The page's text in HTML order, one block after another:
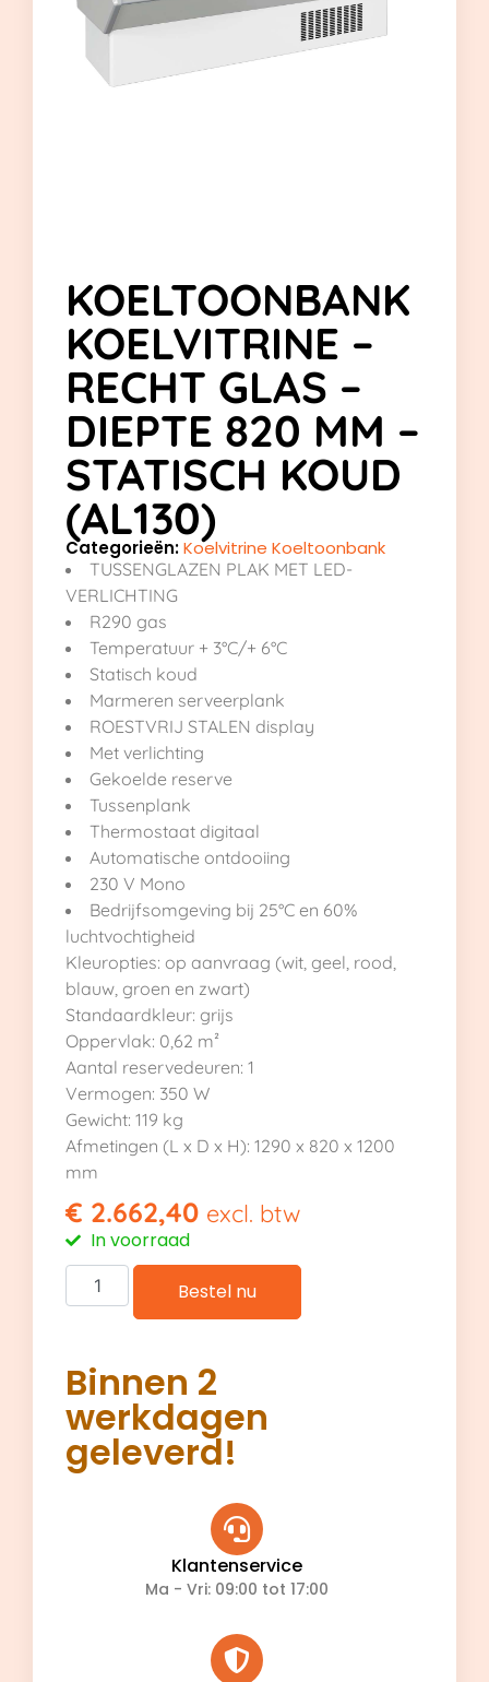
KOELTOONBANK
KOELVITRINE –
RECHT GLAS –
DIEPTE 820 MM –
STATISCH KOUD
(AL130)
Categorieën:Koelvitrine Koeltoonbank
TUSSENGLAZEN PLAK MET LED-
VERLICHTING
R290 gas
Temperatuur + 3°C/+ 6°C
Statisch koud
Marmeren serveerplank
ROESTVRIJ STALEN display
Met verlichting
Gekoelde reserve
Tussenplank
Thermostaat digitaal
Automatische ontdooiing
230 V Mono
Bedrijfsomgeving bij 25°C en 60%
luchtvochtigheid
Kleuropties: op aanvraag (wit, geel, rood,
blauw, groen en zwart)
Standaardkleur: grijs
Oppervlak: 0,62 m²
Aantal reservedeuren: 1
Vermogen: 350 W
Gewicht: 119 kg
Afmetingen (L x D x H): 1290 x 820 x 1200
mm
€ 2.662,40 excl. btw
In voorraad
Bestel nu
Binnen 2
werkdagen
geleverd!
Klantenservice
Ma - Vri: 09:00 tot 17:00